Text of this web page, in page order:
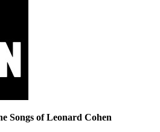
Songs of Leonard Cohen